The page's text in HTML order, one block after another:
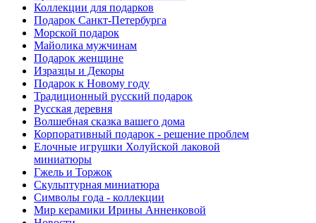
Коллекции для подарков
Подарок Санкт-Петербурга
Морской подарок
Майолика мужчинам
Подарок женщине
Изразцы и Декоры
Подарок к Новому году
Традиционный русский подарок
Русская деревня
Волшебная сказка вашего дома
Корпоративный подарок - решение проблем
Елочные игрушки Холуйской лаковой
миниатюры
Гжель и Торжок
Скульптурная миниатюра
Символы года - коллекции
Мир керамики Ирины Анненковой